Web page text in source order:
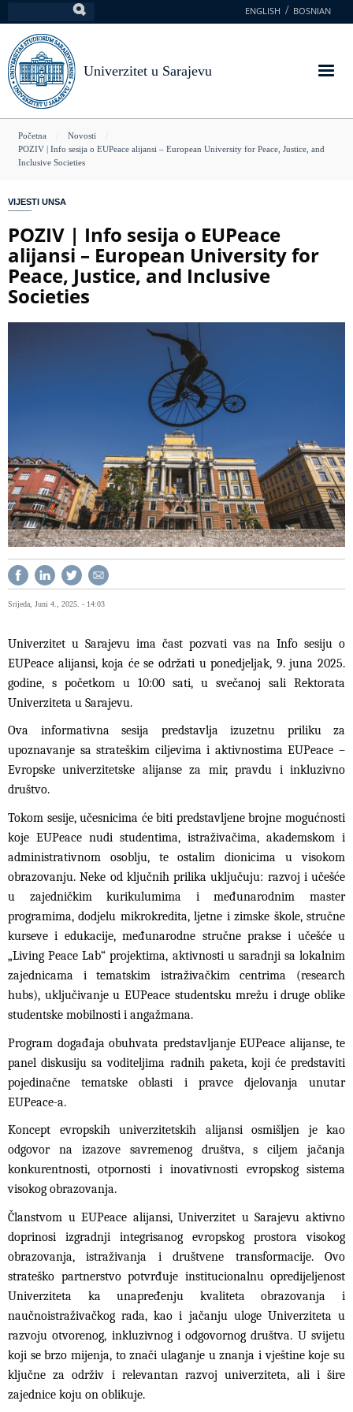
na
glavni
sadržaj
ENGLISH BOSNIAN
Univerzitet u Sarajevu
You
are
Početna
Novosti
POZIV | Info sesija o EUPeace alijansi – European University for Peace, Justice, and
Inclusive Societies
VIJESTI UNSA
POZIV | Info sesija o EUPeace
alijansi – European University for
Peace, Justice, and Inclusive
Societies
Srijeda, Juni 4., 2025. - 14:03
Univerzitet u Sarajevu ima čast pozvati vas na Info sesiju o
EUPeace alijansi, koja će se održati u ponedjeljak, 9. juna 2025.
godine, s početkom u 10:00 sati, u svečanoj sali Rektorata
Univerziteta u Sarajevu.
Ova informativna sesija predstavlja izuzetnu priliku za
upoznavanje sa strateškim ciljevima i aktivnostima EUPeace –
Evropske univerzitetske alijanse za mir, pravdu i inkluzivno
društvo.
Tokom sesije, učesnicima će biti predstavljene brojne mogućnosti
koje EUPeace nudi studentima, istraživačima, akademskom i
administrativnom osoblju, te ostalim dionicima u visokom
obrazovanju. Neke od ključnih prilika uključuju: razvoj i učešće
u zajedničkim kurikulumima i međunarodnim master
programima, dodjelu mikrokredita, ljetne i zimske škole, stručne
kurseve i edukacije, međunarodne stručne prakse i učešće u
„Living Peace Lab“ projektima, aktivnosti u saradnji sa lokalnim
zajednicama i tematskim istraživačkim centrima (research
hubs), uključivanje u EUPeace studentsku mrežu i druge oblike
studentske mobilnosti i angažmana.
Program događaja obuhvata predstavljanje EUPeace alijanse, te
panel diskusiju sa voditeljima radnih paketa, koji će predstaviti
pojedinačne tematske oblasti i pravce djelovanja unutar
EUPeace-a.
Koncept evropskih univerzitetskih alijansi osmišljen je kao
odgovor na izazove savremenog društva, s ciljem jačanja
konkurentnosti, otpornosti i inovativnosti evropskog sistema
visokog obrazovanja.
Članstvom u EUPeace alijansi, Univerzitet u Sarajevu aktivno
doprinosi izgradnji integrisanog evropskog prostora visokog
obrazovanja, istraživanja i društvene transformacije. Ovo
strateško partnerstvo potvrđuje institucionalnu opredijeljenost
Univerziteta ka unapređenju kvaliteta obrazovanja i
naučnoistraživačkog rada, kao i jačanju uloge Univerziteta u
razvoju otvorenog, inkluzivnog i odgovornog društva. U svijetu
koji se brzo mijenja, to znači ulaganje u znanja i vještine koje su
ključne za održiv i relevantan razvoj univerziteta, ali i šire
zajednice koju on oblikuje.